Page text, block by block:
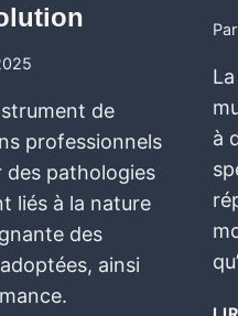
de
professionnels
des pathologies
liés à la nature
des
ainsi
Par
à